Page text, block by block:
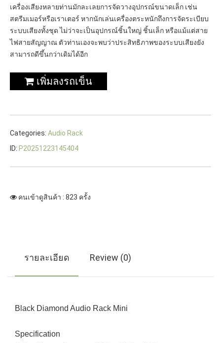
เครื่องเสียงหลายท่านมักละเลยการจัดวางอุปกรณ์ขนาดเล็ก เช่น
สตรีมเมอร์หรือเราเตอร์ หากนักเล่นเครื่องตระหนักถึงการจัดระเบียบ
ระบบเสียงทั้งชุด ไม่ว่าจะเป็นอุปกรณ์ชิ้นใหญ่ ชิ้นเล็ก หรือแม้แต่สาย
ไฟสายสัญญาณ ตัวท่านเองจะพบว่าประสิทธิภาพของระบบเสียงยัง
สามารถดีขึ้นกว่าเดิมได้อีก
เพิ่มลงรถเข็น
Categories: Audio Rack
ID: P20251223145404
คนเข้าดูสินค้า : 823 ครั้ง
รายละเอียด Review (0)
Black Diamond Audio Rack Mini
Specification